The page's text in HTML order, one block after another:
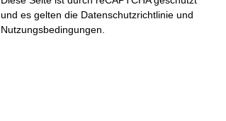
und es gelten die Datenschutzrichtlinie und
Nutzungsbedingungen